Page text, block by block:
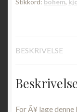
Stikkord: bohem,
BESKRIVELSE
For Ã¥ lage